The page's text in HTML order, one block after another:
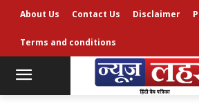
About Us Contact Us Disclaimer
Terms and conditions